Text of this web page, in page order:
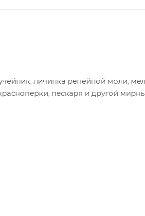
личинка репейной моли,
пескаря и другой